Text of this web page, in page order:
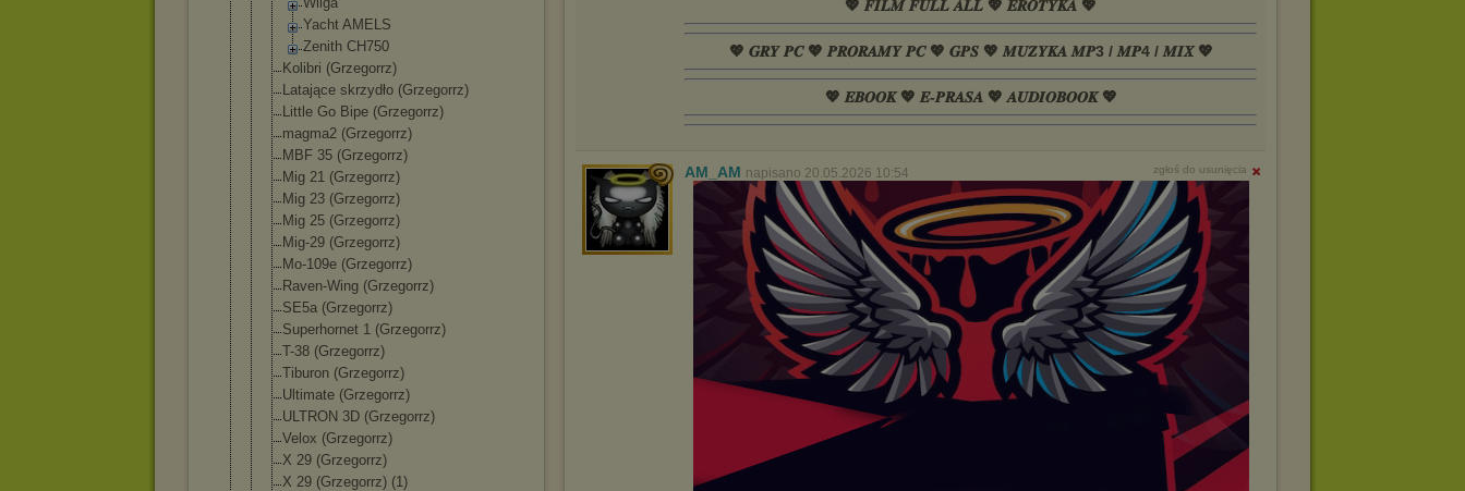
Yacht AMELS
Zenith CH750
Kolibri (Grzegorrz)
Latające skrzydło (Grzegorrz)
Little Go Bipe (Grzegorrz)
magma2 (Grzegorrz)
MBF 35 (Grzegorrz)
Mig 21 (Grzegorrz)
Mig 23 (Grzegorrz)
Mig 25 (Grzegorrz)
Mig-29 (Grzegorrz)
Mo-109e (Grzegorrz)
Raven-Wing (Grzegorrz)
SE5a (Grzegorrz)
Superhornet 1 (Grzegorrz)
T-38 (Grzegorrz)
Tiburon (Grzegorrz)
Ultimate (Grzegorrz)
ULTRON 3D (Grzegorrz)
Velox (Grzegorrz)
X 29 (Grzegorrz)
X 29 (Grzegorrz) (1)
💖 𝑭𝑰𝑳𝑴 𝑭𝑼𝑳𝑳 𝑨𝑳𝑳 💖 𝑬𝑹𝑶𝑻𝒀𝑲𝑨 💖
💖 𝑮𝑹𝒀 𝑷𝑪 💖 𝑷𝑹𝑶𝑹𝑨𝑴𝒀 𝑷𝑪 💖 𝑮𝑷𝑺 💖 𝑴𝑼𝒁𝒀𝑲𝑨 𝑴𝑷3 / 𝑴𝑷4 / 𝑴𝑰𝑿 💖
💖 𝑬𝑩𝑶𝑶𝑲 💖 𝑬-𝑷𝑹𝑨𝑺𝑨 💖 𝑨𝑼𝑫𝑰𝑶𝑩𝑶𝑶𝑲 💖
AM_AM napisano 20.05.2026 10:54 zgłoś do usunięcia